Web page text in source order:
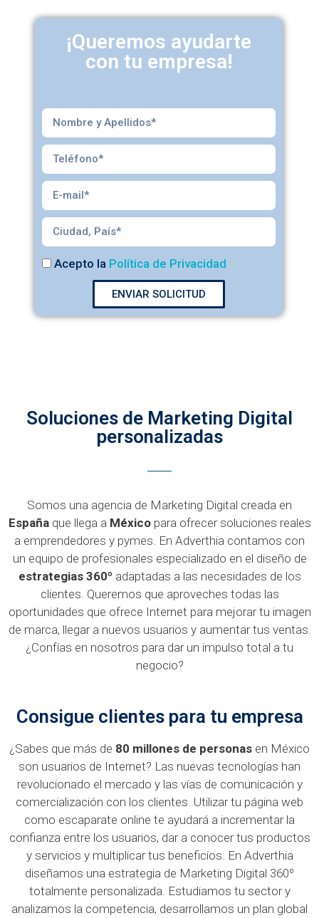
¡Queremos ayudarte
con tu empresa!
Acepto la Política de Privacidad
ENVIAR SOLICITUD
Soluciones de Marketing Digital
personalizadas
Somos una agencia de Marketing Digital creada en
Españaque llega a Méxicopara ofrecer soluciones reales
a emprendedores y pymes. En Adverthia contamos con
un equipo de profesionales especializado en el diseño de
estrategias 360º adaptadas a las necesidades de los
clientes. Queremos que aproveches todas las
oportunidades que ofrece Internet para mejorar tu imagen
de marca, llegar a nuevos usuarios y aumentar tus ventas.
¿Confías en nosotros para dar un impulso total a tu
negocio?
Consigue clientes para tu empresa
¿Sabes que más de 80 millones de personas en México
son usuarios de Internet? Las nuevas tecnologías han
revolucionado el mercado y las vías de comunicación y
comercialización con los clientes. Utilizar tu página web
como escaparate online te ayudará a incrementar la
confianza entre los usuarios, dar a conocer tus productos
y servicios y multiplicar tus beneficios. En Adverthia
diseñamos una estrategia de Marketing Digital 360º
totalmente personalizada. Estudiamos tu sector y
analizamos la competencia, desarrollamos un plan global